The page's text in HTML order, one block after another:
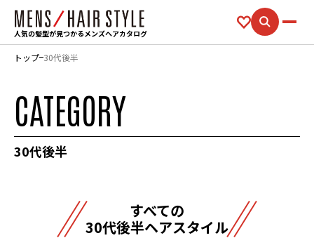
人気の髪型が見つかるメンズヘアカタログ
トップ 30代後半
CATEGORY
30代後半
すべての
30代後半ヘアスタイル